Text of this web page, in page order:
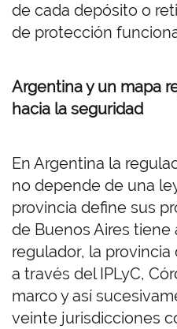
de cada depósito o
de protección
Argentina y un mapa
hacia la seguridad
En Argentina la
no depende de una
provincia define sus
de Buenos Aires tiene
regulador, la
a través del IPLyC,
marco y así
veinte jurisdicciones